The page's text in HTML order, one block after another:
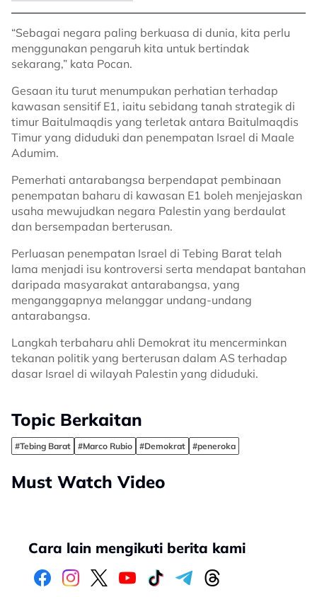
“Sebagai negara paling berkuasa di dunia, kita perlu
menggunakan pengaruh kita untuk bertindak
sekarang,” kata Pocan.
Gesaan itu turut menumpukan perhatian terhadap
kawasan sensitif E1, iaitu sebidang tanah strategik di
timur Baitulmaqdis yang terletak antara Baitulmaqdis
Timur yang diduduki dan penempatan Israel di Maale
Adumim.
Pemerhati antarabangsa berpendapat pembinaan
penempatan baharu di kawasan E1 boleh menjejaskan
usaha mewujudkan negara Palestin yang berdaulat
dan bersempadan berterusan.
Perluasan penempatan Israel di Tebing Barat telah
lama menjadi isu kontroversi serta mendapat bantahan
daripada masyarakat antarabangsa, yang
menganggapnya melanggar undang-undang
antarabangsa.
Langkah terbaharu ahli Demokrat itu mencerminkan
tekanan politik yang berterusan dalam AS terhadap
dasar Israel di wilayah Palestin yang diduduki.
Topic Berkaitan
#Tebing Barat #Marco Rubio #Demokrat #peneroka
Must Watch Video
Cara lain mengikuti berita kami